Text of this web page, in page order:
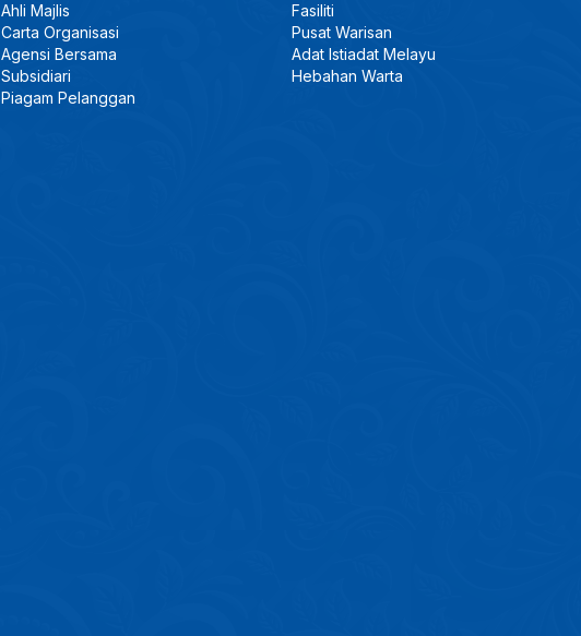
Ahli Majlis
Carta Organisasi
Agensi Bersama
Subsidiari
Piagam Pelanggan
Fasiliti
Pusat Warisan
Adat Istiadat Melayu
Hebahan Warta